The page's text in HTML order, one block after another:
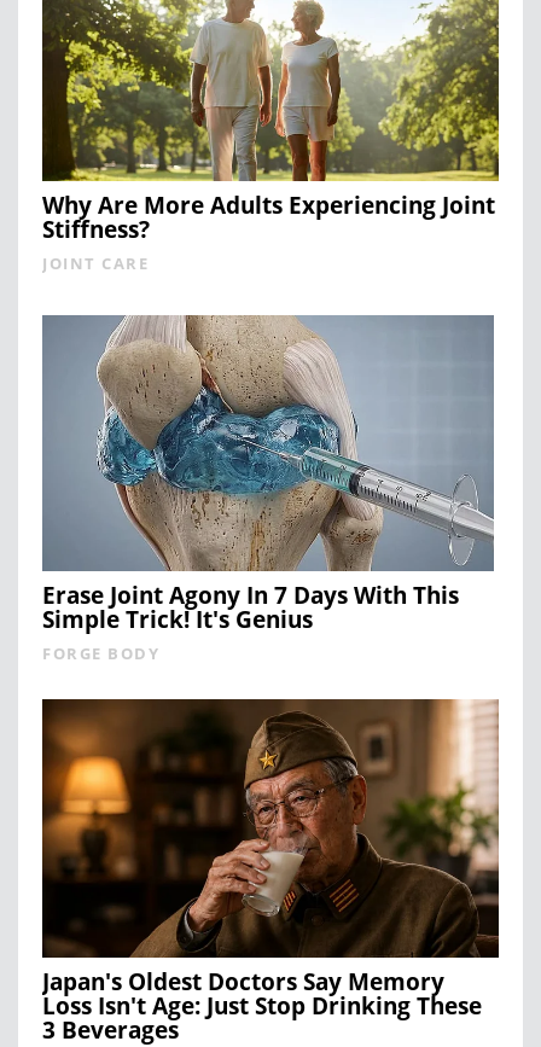
Why Are More Adults Experiencing Joint
Stiffness?
JOINT CARE
Erase Joint Agony In 7 Days With This
Simple Trick! It's Genius
FORGE BODY
Japan's Oldest Doctors Say Memory
Loss Isn't Age: Just Stop Drinking These
3 Beverages